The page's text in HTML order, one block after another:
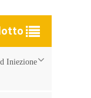
Iniezione